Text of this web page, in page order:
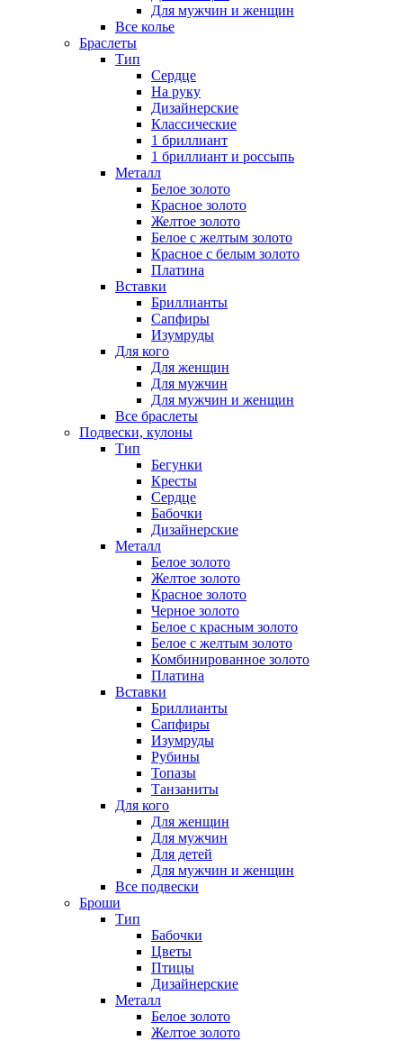
Для мужчин и женщин
Все колье
Браслеты
Тип
Сердце
На руку
Дизайнерские
Классические
1 бриллиант
1 бриллиант и россыпь
Металл
Белое золото
Красное золото
Желтое золото
Белое с желтым золото
Красное с белым золото
Платина
Вставки
Бриллианты
Сапфиры
Изумруды
Для кого
Для женщин
Для мужчин
Для мужчин и женщин
Все браслеты
Подвески, кулоны
Тип
Бегунки
Кресты
Сердце
Бабочки
Дизайнерские
Металл
Белое золото
Желтое золото
Красное золото
Черное золото
Белое с красным золото
Белое с желтым золото
Комбинированное золото
Платина
Вставки
Бриллианты
Сапфиры
Изумруды
Рубины
Топазы
Танзаниты
Для кого
Для женщин
Для мужчин
Для детей
Для мужчин и женщин
Все подвески
Броши
Тип
Бабочки
Цветы
Птицы
Дизайнерские
Металл
Белое золото
Желтое золото